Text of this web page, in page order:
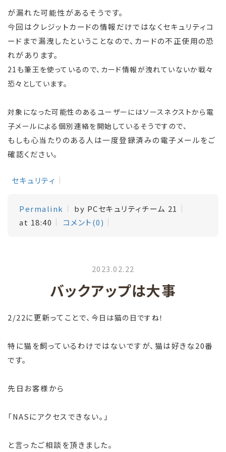
が漏れた可能性があるそうです。
今回はクレジットカードの情報だけではなくセキュリティコ
ードまで漏洩したということなので、カードの不正使用の恐
れがあります。
21も筆王を使っているので、カード情報が洩れていないか戦々
恐々としています。
対象になった可能性のあるユーザーにはソースネクストから電
子メールによる個別連絡を開始しているそうですので、
もしも心当たりのある人は一度登録済みの電子メールをご
確認ください。
セキュリティ
Permalink
by PCセキュリティチーム 21
at 18:40
コメント(0)
2023.02.22
バックアップは大事
2/22に更新ってことで、 今日は猫の日ですね！
特に猫を飼っているわけではないですが、猫は好きな20番
です。
先日お客様から
「NASにアクセスできない。」
と言ったご相談を頂きました。